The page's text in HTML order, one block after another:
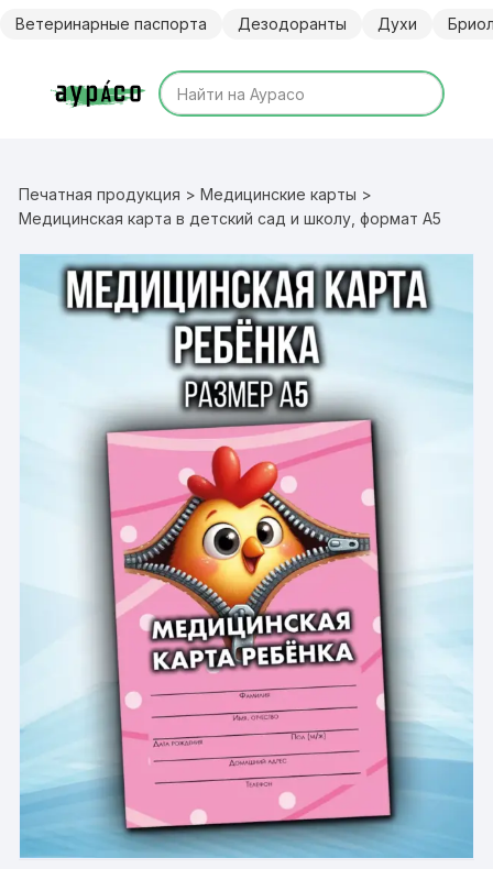
Ветеринарные паспорта Дезодоранты Духи
Печатная продукция >Медицинские карты >
Медицинская карта в детский сад и школу, формат А5